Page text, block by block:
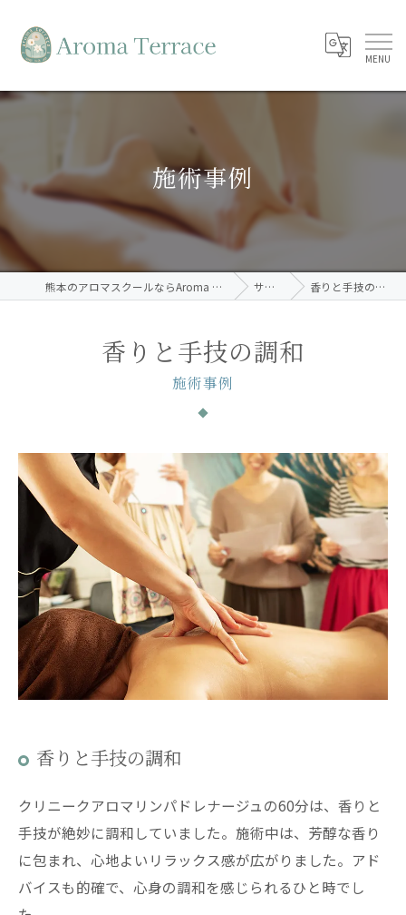
施術事例
熊本のアロマスクールならAroma Terrace サロン 香りと手技の調和
施術事例
香りと手技の調和
香りと手技の調和
クリニークアロマリンパドレナージュの60分は、香りと
手技が絶妙に調和していました。施術中は、芳醇な香り
に包まれ、心地よいリラックス感が広がりました。アド
バイスも的確で、心身の調和を感じられるひと時でし